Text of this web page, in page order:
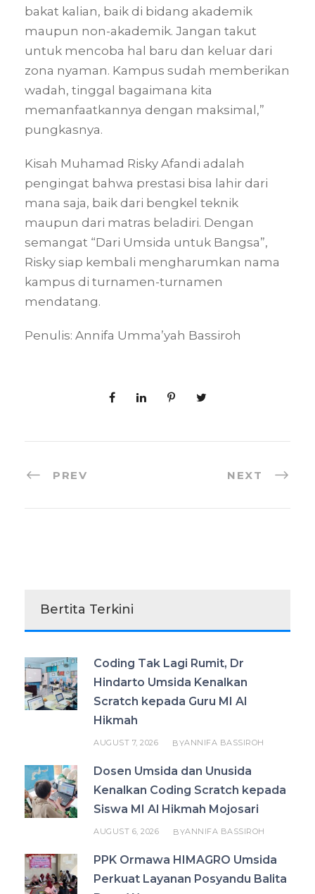
bakat kalian, baik di bidang akademik
maupun non-akademik. Jangan takut
untuk mencoba hal baru dan keluar dari
zona nyaman. Kampus sudah memberikan
wadah, tinggal bagaimana kita
memanfaatkannya dengan maksimal,”
pungkasnya.
Kisah Muhamad Risky Afandi adalah
pengingat bahwa prestasi bisa lahir dari
mana saja, baik dari bengkel teknik
maupun dari matras beladiri. Dengan
semangat “Dari Umsida untuk Bangsa”,
Risky siap kembali mengharumkan nama
kampus di turnamen-turnamen
mendatang.
Penulis: Annifa Umma’yah Bassiroh
PREV NEXT
Bertita Terkini
Coding Tak Lagi Rumit, Dr
Hindarto Umsida Kenalkan
Scratch kepada Guru MI Al
Hikmah
AUGUST 7, 2026 BYANNIFA BASSIROH
Dosen Umsida dan Unusida
Kenalkan Coding Scratch kepada
Siswa MI Al Hikmah Mojosari
AUGUST 6, 2026 BYANNIFA BASSIROH
PPK Ormawa HIMAGRO Umsida
Perkuat Layanan Posyandu Balita